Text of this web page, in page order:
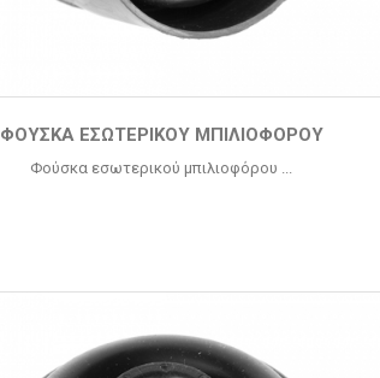
ΦΟΎΣΚΑ ΕΣΩΤΕΡΙΚΟΎ ΜΠΙΛΙΟΦΌΡΟΥ
Φούσκα εσωτερικού μπιλιοφόρου ...